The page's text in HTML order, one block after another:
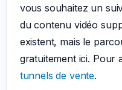
vous souhaitez un
du contenu vidéo
existent, mais le
gratuitement ici. Pour
tunnels de vente.